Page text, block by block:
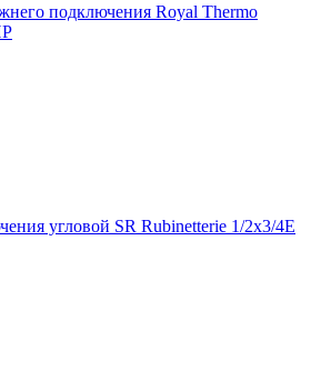
подключения Royal Thermo
угловой SR Rubinetterie 1/2х3/4Е